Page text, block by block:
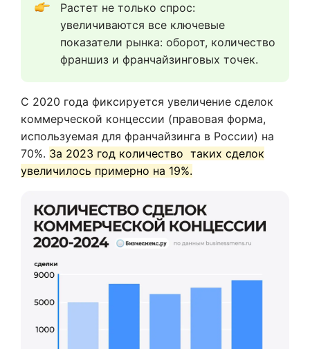
Растет не только спрос:
увеличиваются все ключевые
показатели рынка: оборот, количество
франшиз и франчайзинговых точек.
С 2020 года фиксируется увеличение сделок
коммерческой концессии (правовая форма,
используемая для франчайзинга в России) на
70%. За 2023 год количество таких сделок
увеличилось примерно на 19%.